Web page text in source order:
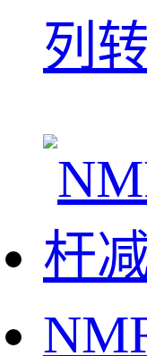
列